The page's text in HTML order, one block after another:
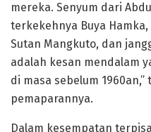
mereka. Senyum dari
terkekehnya Buya Hamka,
Sutan Mangkuto, dan
adalah kesan mendalam
di masa sebelum
pemaparannya.
Dalam kesempatan